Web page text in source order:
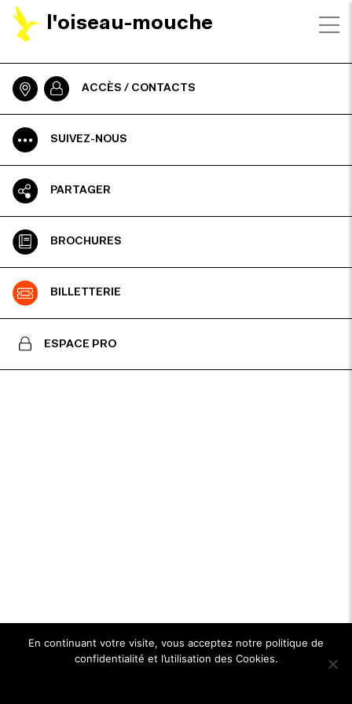
l'oiseau-mouche
ACCÈS / CONTACTS
SUIVEZ-NOUS
PARTAGER
BROCHURES
BILLETTERIE
ESPACE PRO
En continuant votre visite, vous acceptez notre politique de
confidentialité et l’utilisation des Cookies.